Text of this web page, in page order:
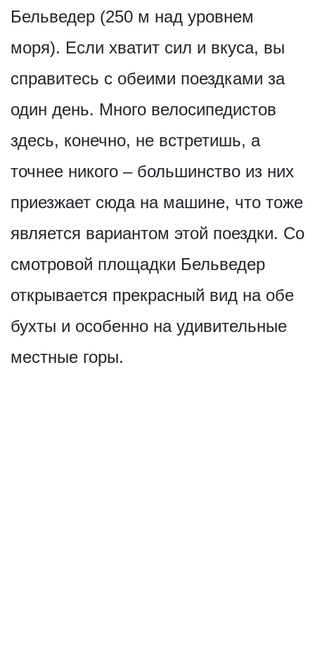
Бельведер (250 м над уровнем
моря). Если хватит сил и вкуса, вы
справитесь с обеими поездками за
один день. Много велосипедистов
здесь, конечно, не встретишь, а
точнее никого – большинство из них
приезжает сюда на машине, что тоже
является вариантом этой поездки. Со
смотровой площадки Бельведер
открывается прекрасный вид на обе
бухты и особенно на удивительные
местные горы.